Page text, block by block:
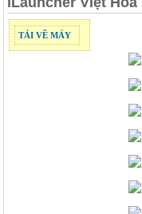
TẢI VỀ MÁY